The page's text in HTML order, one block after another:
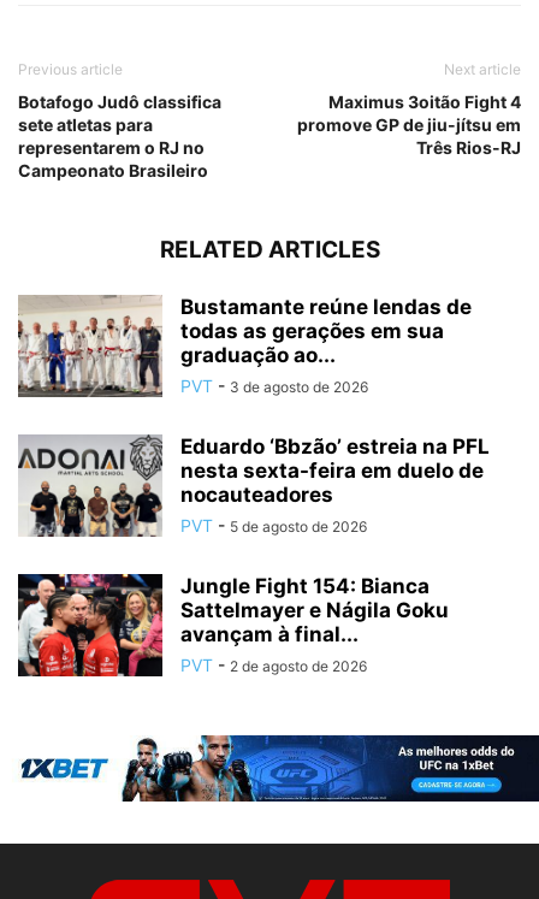
Previous article
Botafogo Judô classifica
sete atletas para
representarem o RJ no
Campeonato Brasileiro
Next article
Maximus 3oitão Fight 4
promove GP de jiu-jítsu em
Três Rios-RJ
RELATED ARTICLES
Bustamante reúne lendas de
todas as gerações em sua
graduação ao...
PVT - 3 de agosto de 2026
Eduardo ‘Bbzão’ estreia na PFL
nesta sexta-feira em duelo de
nocauteadores
PVT - 5 de agosto de 2026
Jungle Fight 154: Bianca
Sattelmayer e Nágila Goku
avançam à final...
PVT - 2 de agosto de 2026